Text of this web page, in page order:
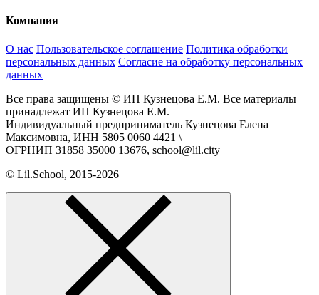
Компания
О нас Пользовательское соглашение Политика обработки
персональных данных Согласие на обработку персональных
данных
Все права защищены © ИП Кузнецова Е.М. Все материалы
принадлежат ИП Кузнецова Е.М.
Индивидуальный предприниматель Кузнецова Елена
Максимовна, ИНН 5805 0060 4421 \
ОГРНИП 31858 35000 13676, school@lil.city
© Lil.School, 2015‐2026